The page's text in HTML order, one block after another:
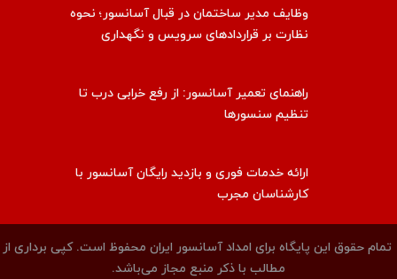
وظایف مدیر ساختمان در قبال آسانسور؛ نحوه
نظارت بر قراردادهای سرویس و نگهداری
راهنمای تعمیر آسانسور: از رفع خرابی درب تا
تنظیم سنسورها
ارائه خدمات فوری و بازدید رایگان آسانسور با
کارشناسان مجرب
تمام حقوق این پایگاه برای امداد آسانسور ایران محفوظ است. کپی برداری از
مطالب با ذکر منبع مجاز می‌باشد.